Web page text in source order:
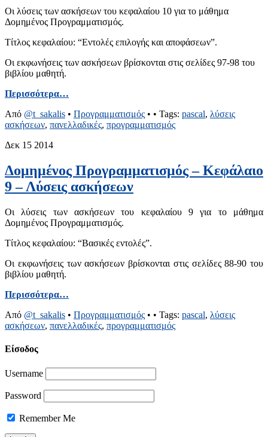
Οι λύσεις των ασκήσεων του κεφαλαίου 10 για το μάθημα
Δομημένος Προγραμματισμός.
Τίτλος κεφαλαίου: “Εντολές επιλογής και αποφάσεων”.
Οι εκφωνήσεις των ασκήσεων βρίσκονται στις σελίδες 97-98 του
βιβλίου μαθητή.
Περισσότερα…
Από @t_sakalis • Προγραμματισμός • • Tags: pascal, λύσεις
ασκήσεων, πανελλαδικές, προγραμματισμός
Δεκ 15 2014
Δομημένος Προγραμματισμός – Κεφάλαιο
9 – Λύσεις ασκήσεων
Οι λύσεις των ασκήσεων του κεφαλαίου 9 για το μάθημα
Δομημένος Προγραμματισμός.
Τίτλος κεφαλαίου: “Βασικές εντολές”.
Οι εκφωνήσεις των ασκήσεων βρίσκονται στις σελίδες 88-90 του
βιβλίου μαθητή.
Περισσότερα…
Από @t_sakalis • Προγραμματισμός • • Tags: pascal, λύσεις
ασκήσεων, πανελλαδικές, προγραμματισμός
Είσοδος
Username
Password
Remember Me